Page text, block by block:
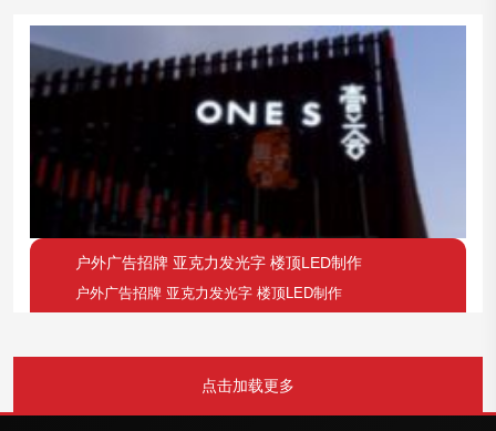
户外广告招牌 亚克力发光字 楼顶LED制作
户外广告招牌 亚克力发光字 楼顶LED制作
点击加载更多